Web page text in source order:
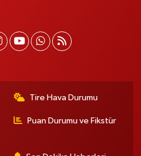
Tire Hava Durumu
Puan Durumu ve Fikstür